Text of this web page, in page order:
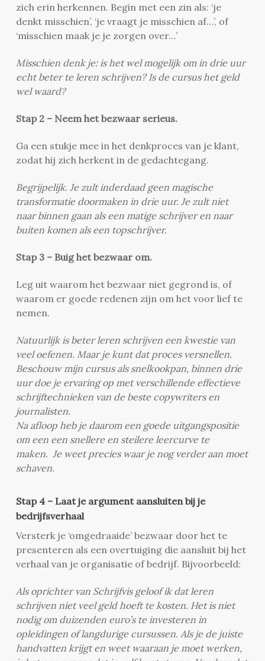
zich erin herkennen. Begin met een zin als: ‘je
denkt misschien’, ‘je vraagt je misschien af…’, of
‘misschien maak je je zorgen over…’
Misschien denk je: is het wel mogelijk om in drie uur
echt beter te leren schrijven? Is de cursus het geld
wel waard?
Stap 2 – Neem het bezwaar serieus.
Ga een stukje mee in het denkproces van je klant,
zodat hij zich herkent in de gedachtegang.
Begrijpelijk. Je zult inderdaad geen magische
transformatie doormaken in drie uur. Je zult niet
naar binnen gaan als een matige schrijver en naar
buiten komen als een topschrijver.
Stap 3 – Buig het bezwaar om.
Leg uit waarom het bezwaar niet gegrond is, of
waarom er goede redenen zijn om het voor lief te
nemen.
Natuurlijk is beter leren schrijven een kwestie van
veel oefenen. Maar je kunt dat proces versnellen.
Beschouw mijn cursus als snelkookpan, binnen drie
uur doe je ervaring op met verschillende effectieve
schrijftechnieken van de beste copywriters en
journalisten.
Na afloop heb je daarom een goede uitgangspositie
om een een snellere en steilere leercurve te
maken. Je weet precies waar je nog verder aan moet
schaven.
Stap 4 – Laat je argument aansluiten bij je
bedrijfsverhaal
Versterk je ‘omgedraaide’ bezwaar door het te
presenteren als een overtuiging die aansluit bij het
verhaal van je organisatie of bedrijf. Bijvoorbeeld:
Als oprichter van Schrijfvis geloof ik dat leren
schrijven niet veel geld hoeft te kosten. Het is niet
nodig om duizenden euro’s te investeren in
opleidingen of langdurige cursussen. Als je de juiste
handvatten krijgt en weet waaraan je moet werken,